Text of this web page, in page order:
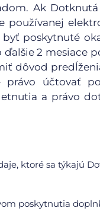
Ak
používanej
poskytnuté
2 mesiace
dôvod
právo účtovať
a právo
ktoré sa týkajú
poskytnutia